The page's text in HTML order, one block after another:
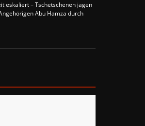
eskaliert – Tschetschenen jagen
Abu Hamza durch